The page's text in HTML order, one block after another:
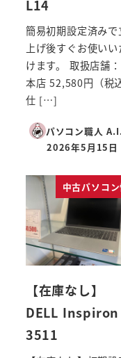
L14
簡易初期設定済みで
上げ後すぐお使い
けます。 取扱店舗
本店 52,580円（税込
仕 […]
パソコン職人
投稿日
2026年5月15日
中古パソコ
【在庫なし】
DELL
3511